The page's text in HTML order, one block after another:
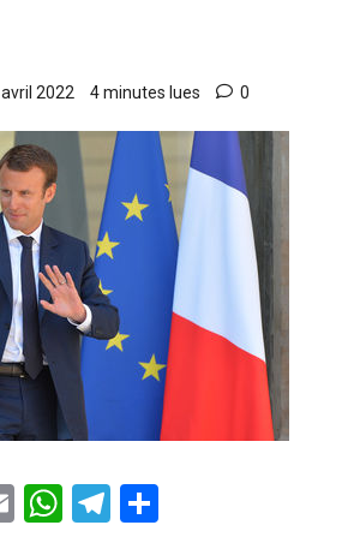
2022 4 minutes lues 0
EmailWhatsApp
Telegram